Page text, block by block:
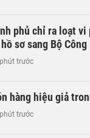
phủ chỉ ra loạt vi
sơ sang Bộ Công
trước
hàng hiệu giả
trước